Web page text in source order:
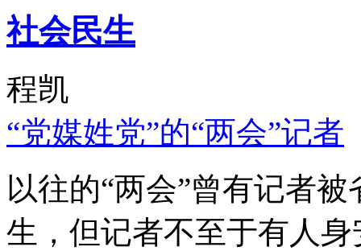
社会民生
程凯
“党媒姓党”的“两会”记者
以往的“两会”曾有记者
生，但记者不至于有人